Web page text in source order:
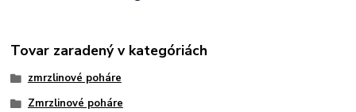
Tovar zaradený v kategóriách
zmrzlinové poháre
Zmrzlinové poháre